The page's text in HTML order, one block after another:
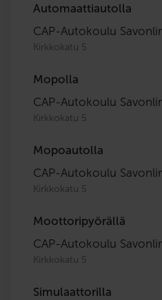
Automaattiautolla
CAP-Autokoulu
Kirkkokatu 5
Mopolla
CAP-Autokoulu
Kirkkokatu 5
Mopoautolla
CAP-Autokoulu
Kirkkokatu 5
Moottoripyörällä
CAP-Autokoulu
Kirkkokatu 5
Simulaattorilla